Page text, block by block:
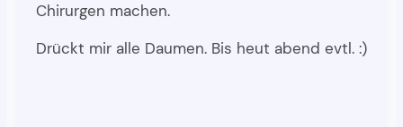
Chirurgen machen.
Drückt mir alle Daumen. Bis heut abend evtl. :)